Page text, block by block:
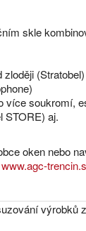
skle
(Stratobel)
více soukromí,
STORE) aj.
oken nebo
www.agc-
výrobků